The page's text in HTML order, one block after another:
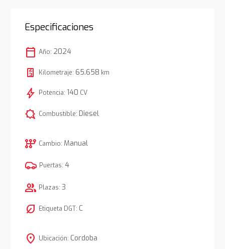
Especificaciones
calendar_today Año: 2024
Kilometraje: 65.658 km
bolt Potencia: 140 CV
comic_bubble Combustible: Diesel
auto_transmission Cambio: Manual
Puertas: 4
group Plazas: 3
nest_eco_leaf Etiqueta DGT: C
location_on Ubicación: Cordoba